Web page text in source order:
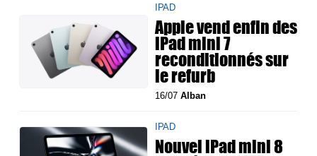
IPAD
Apple vend enfin des
iPad mini 7
reconditionnés sur
le refurb
16/07Alban
IPAD
Nouvel iPad mini 8